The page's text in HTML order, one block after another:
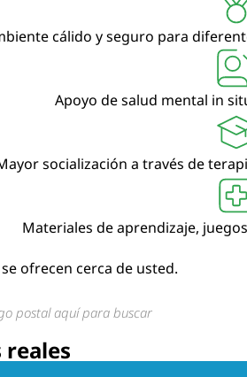
cálido y seguro para
Apoyo de salud mental in
socialización a través de
Materiales de aprendizaje,
ofrecen cerca de usted.